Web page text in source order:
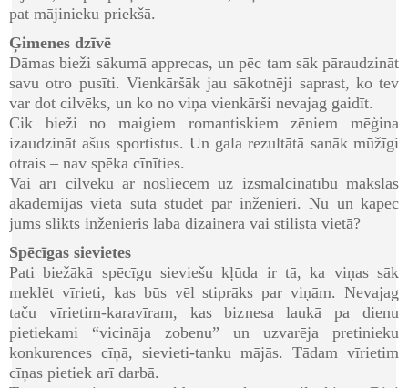
pat mājinieku priekšā.
Ģimenes dzīvē
Dāmas bieži sākumā apprecas, un pēc tam sāk pāraudzināt
savu otro pusīti. Vienkāršāk jau sākotnēji saprast, ko tev
var dot cilvēks, un ko no viņa vienkārši nevajag gaidīt.
Cik bieži no maigiem romantiskiem zēniem mēģina
izaudzināt ašus sportistus. Un gala rezultātā sanāk mūžīgi
otrais – nav spēka cīnīties.
Vai arī cilvēku ar nosliecēm uz izsmalcinātību mākslas
akadēmijas vietā sūta studēt par inženieri. Nu un kāpēc
jums slikts inženieris laba dizainera vai stilista vietā?
Spēcīgas sievietes
Pati biežākā spēcīgu sieviešu kļūda ir tā, ka viņas sāk
meklēt vīrieti, kas būs vēl stiprāks par viņām. Nevajag
taču vīrietim-karavīram, kas biznesa laukā pa dienu
pietiekami “vicināja zobenu” un uzvarēja pretinieku
konkurences cīņā, sievieti-tanku mājās. Tādam vīrietim
cīņas pietiek arī darbā.